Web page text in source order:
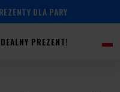
DLA PARY
PREZENT!